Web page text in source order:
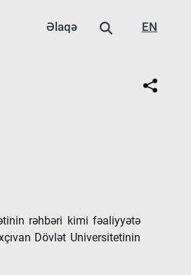
Əlaqə EN
rəhbəri kimi fəaliyyətə
Dövlət Universitetinin